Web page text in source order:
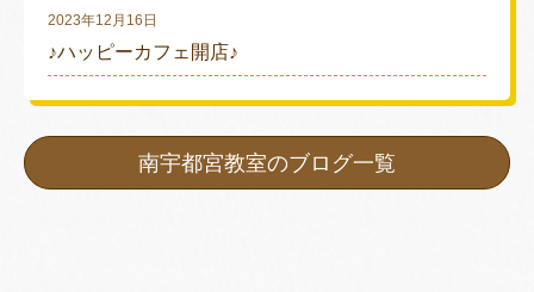
2023年12月16日
♪ハッピーカフェ開店♪
南宇都宮教室のブログ一覧